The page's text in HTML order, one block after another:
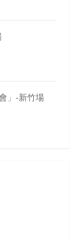
」-新竹場